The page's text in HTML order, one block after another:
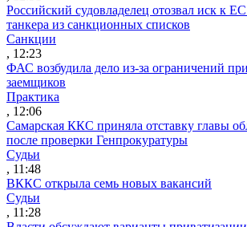
Российский судовладелец отозвал иск к
танкера из санкционных списков
Санкции
, 12:23
ФАС возбудила дело из-за ограничений
заемщиков
Практика
, 12:06
Самарская ККС приняла отставку главы
после проверки Генпрокуратуры
Судьи
, 11:48
ВККС открыла семь новых вакансий
Судьи
, 11:28